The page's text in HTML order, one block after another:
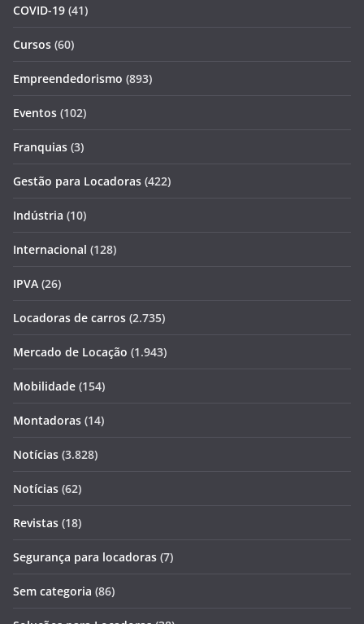
COVID-19 (41)
Cursos (60)
Empreendedorismo (893)
Eventos (102)
Franquias (3)
Gestão para Locadoras (422)
Indústria (10)
Internacional (128)
IPVA (26)
Locadoras de carros (2.735)
Mercado de Locação (1.943)
Mobilidade (154)
Montadoras (14)
Notícias (3.828)
Notícias (62)
Revistas (18)
Segurança para locadoras (7)
Sem categoria (86)